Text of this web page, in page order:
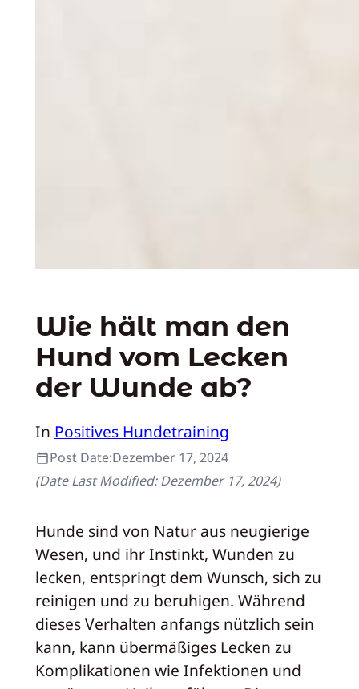
Wie hält man den
Hund vom Lecken
der Wunde ab?
In Positives Hundetraining
Post Date:Dezember 17, 2024
(Date Last Modified:Dezember 17, 2024)
Hunde sind von Natur aus neugierige
Wesen, und ihr Instinkt, Wunden zu
lecken, entspringt dem Wunsch, sich zu
reinigen und zu beruhigen. Während
dieses Verhalten anfangs nützlich sein
kann, kann übermäßiges Lecken zu
Komplikationen wie Infektionen und